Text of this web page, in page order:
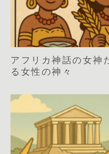
アフリカ神話の女神
る女性の神々